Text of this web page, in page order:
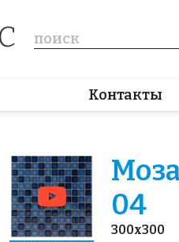
Контакты
04
300x300